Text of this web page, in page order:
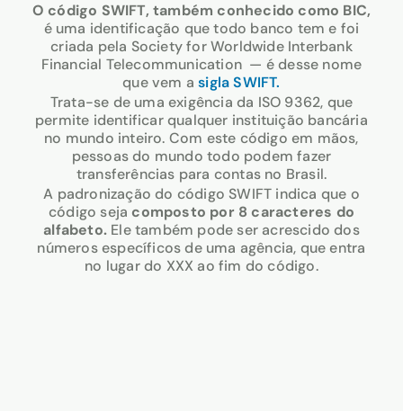
O código SWIFT, também conhecido como BIC,
é uma identificação que todo banco tem e foi
criada pela Society for Worldwide Interbank
Financial Telecommunication — é desse nome
que vem asigla SWIFT.
Trata-se de uma exigência da ISO 9362, que
permite identificar qualquer instituição bancária
no mundo inteiro. Com este código em mãos,
pessoas do mundo todo podem fazer
transferências para contas no Brasil.
A padronização do código SWIFT indica que o
código seja composto por 8 caracteres do
alfabeto. Ele também pode ser acrescido dos
números específicos de uma agência, que entra
no lugar do XXX ao fim do código.